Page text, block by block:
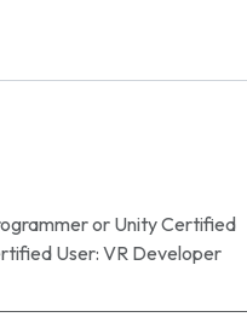
or Unity Certified
User: VR Developer